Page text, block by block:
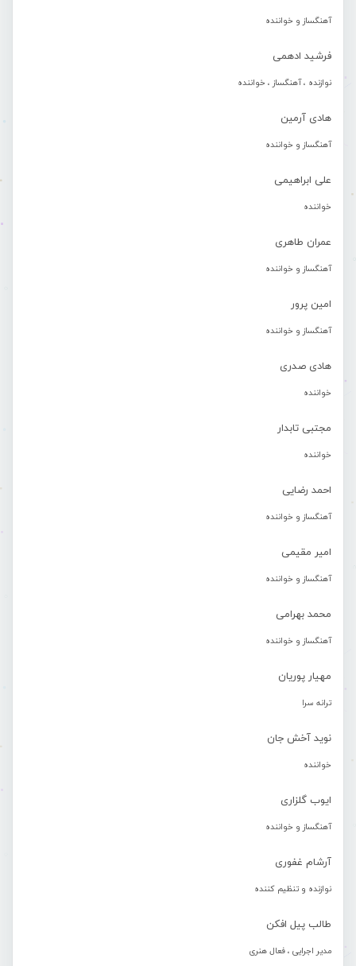
آهنگساز و خواننده
فرشید ادهمی
نوازنده ، آهنگساز ، خواننده
هادی آرمین
آهنگساز و خواننده
علی ابراهیمی
خواننده
عمران طاهری
آهنگساز و خواننده
امین پرور
آهنگساز و خواننده
هادی صدری
خواننده
مجتبی تابدار
خواننده
احمد رضایی
آهنگساز و خواننده
امیر مقیمی
آهنگساز و خواننده
محمد بهرامی
آهنگساز و خواننده
مهیار پوریان
ترانه سرا
نوید آخش جان
خواننده
ایوب گلزاری
آهنگساز و خواننده
آرشام غفوری
نوازنده و تنظیم کننده
طالب پیل افکن
مدیر اجرایی ، فعال هنری